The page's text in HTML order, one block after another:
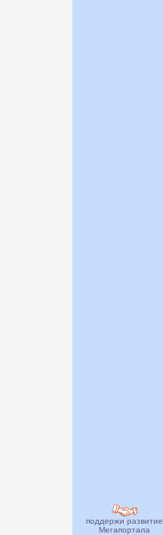
поддержи развитие
Мегапортала